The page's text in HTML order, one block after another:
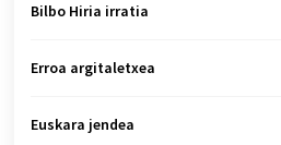
Bilbo Hiria irratia
Erroa argitaletxea
Euskara jendea